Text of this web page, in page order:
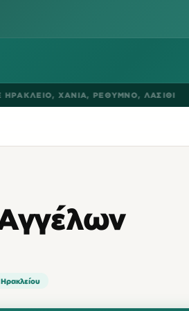
,ΧΑΝΙΑ, ΡΕΘΥΜΝΟ,ΛΑΣΙΘΙ